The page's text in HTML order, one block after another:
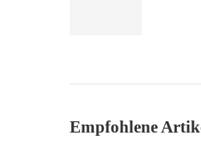
Empfohlene